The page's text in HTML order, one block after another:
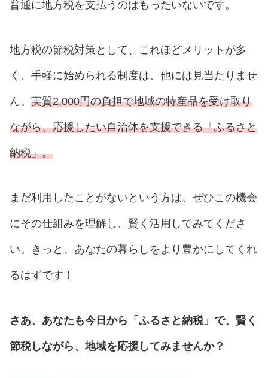
普通に地方税を支払うのはもったいないです。
地方税の節税対策として、これほどメリットが多
く、手軽に始められる制度は、他には見当たりませ
ん。 実質2,000円の負担で地域の特産品を受け取り
ながら、応援したい自治体を支援できる「ふるさと
納税」。
まだ利用したことがないという方は、ぜひこの機会
にその仕組みを理解し、賢く活用してみてくださ
い。きっと、あなたの暮らしをより豊かにしてくれ
るはずです！
さあ、あなたも今日から「ふるさと納税」で、賢く
節税しながら、地域を応援してみませんか？